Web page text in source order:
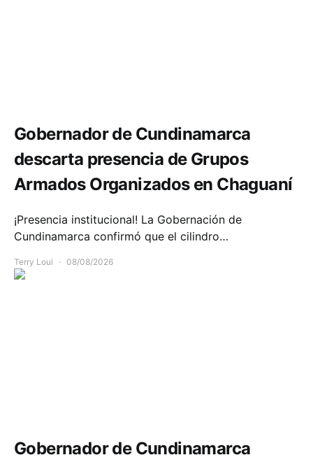
Gobernador de Cundinamarca
descarta presencia de Grupos
Armados Organizados en Chaguaní
¡Presencia institucional! La Gobernación de
Cundinamarca confirmó que el cilindro…
Terry Loui 08/08/2026
Gobernador de Cundinamarca